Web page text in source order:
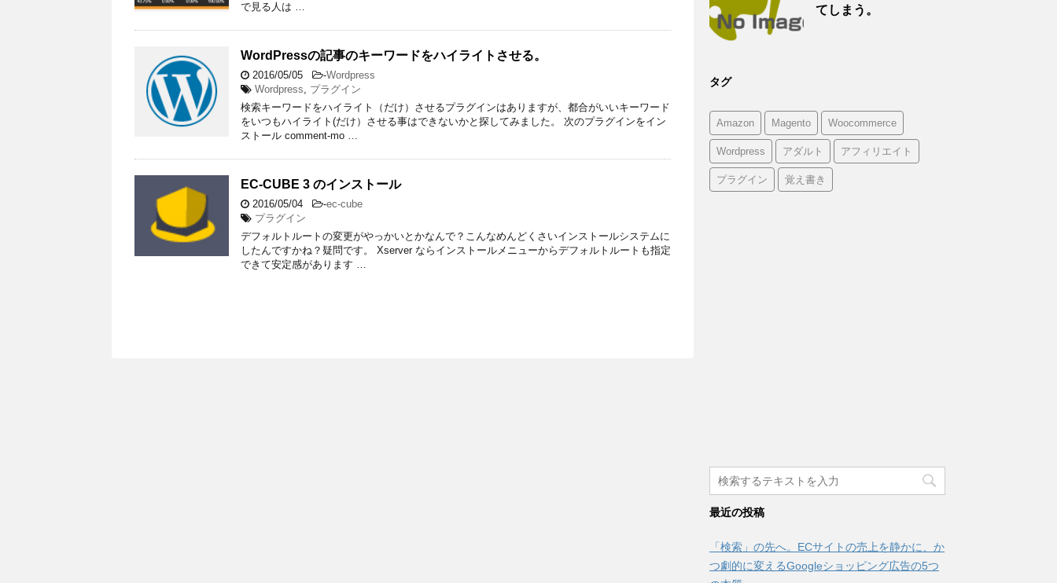
で見る人は …
WordPressの記事のキーワードをハイライトさせる。
2016/05/05 -Wordpress
Wordpress, プラグイン
検索キーワードをハイライト（だけ）させるプラグインはありますが、都合がいいキーワード
をいつもハイライト(だけ）させる事はできないかと探してみました。 次のプラグインをイン
ストール comment-mo …
EC-CUBE 3 のインストール
2016/05/04 -ec-cube
プラグイン
デフォルトルートの変更がやっかいとかなんで？こんなめんどくさいインストールシステムに
したんですかね？疑問です。 Xserver ならインストールメニューからデフォルトルートも指定
できて安定感があります …
てしまう。
タグ
Amazon Magento Woocommerce
Wordpress アダルト アフィリエイト
プラグイン 覚え書き
最近の投稿
「検索」の先へ。ECサイトの売上を静かに、か
つ劇的に変えるGoogleショッピング広告の5つ